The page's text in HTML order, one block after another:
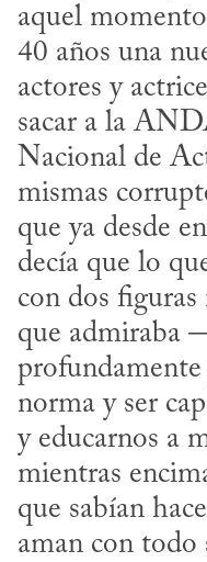
aquel
40 años una
actores y
sacar a la
Nacional de
mismas
que ya desde
decía que lo
con dos
que
norma y ser
y educarnos a
mientras
que sabían
aman con todo